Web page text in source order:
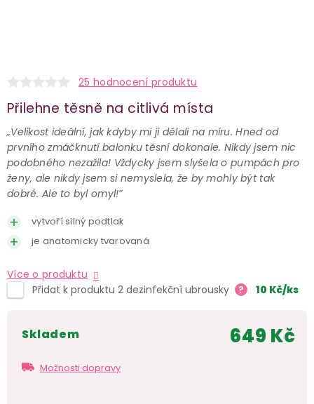
25 hodnocení produktu
Přilehne těsně na citlivá místa
„Velikost ideální, jak kdyby mi ji dělali na míru. Hned od
prvního zmáčknutí balonku těsní dokonale. Nikdy jsem nic
podobného nezažila! Vždycky jsem slyšela o pumpách pro
ženy, ale nikdy jsem si nemyslela, že by mohly být tak
dobré. Ale to byl omyl!”
vytvoří silný podtlak
je anatomicky tvarovaná
Více o produktu
Přidat k produktu 2 dezinfekční ubrousky
? 10 Kč/ks
skladem
Možnosti dopravy
649 Kč